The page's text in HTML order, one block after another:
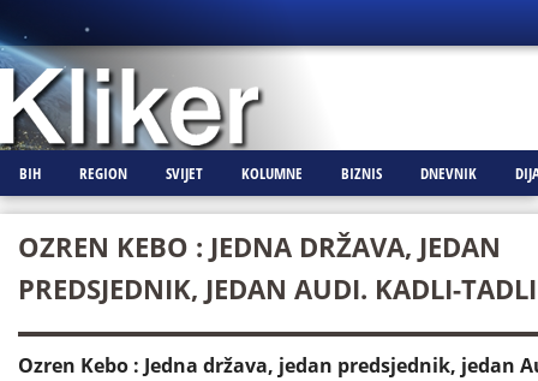
BIH REGION SVIJET KOLUMNE BIZNIS DNEVNIK
OZREN KEBO : JEDNA DRŽAVA, JEDAN
PREDSJEDNIK, JEDAN AUDI. KADLI-
Ozren Kebo : Jedna država, jedan predsjednik, jedan